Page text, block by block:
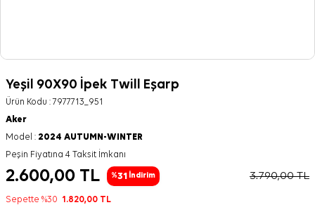
Yeşil 90X90 İpek Twill Eşarp
Ürün Kodu :7977713_951
Aker
Model : 2024 AUTUMN-WINTER
Peşin Fiyatına 4 Taksit İmkanı
2.600,00 TL %31 İndirim 3.790,00TL
Sepette %30 1.820,00 TL